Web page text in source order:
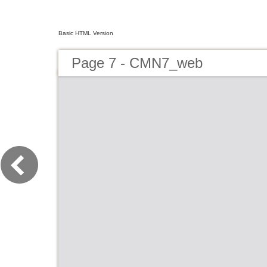
Basic HTML Version
Page 7 - CMN7_web